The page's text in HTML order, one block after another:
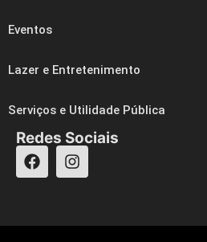
Eventos
Lazer e Entretenimento
Serviços e Utilidade Pública
Redes Sociais